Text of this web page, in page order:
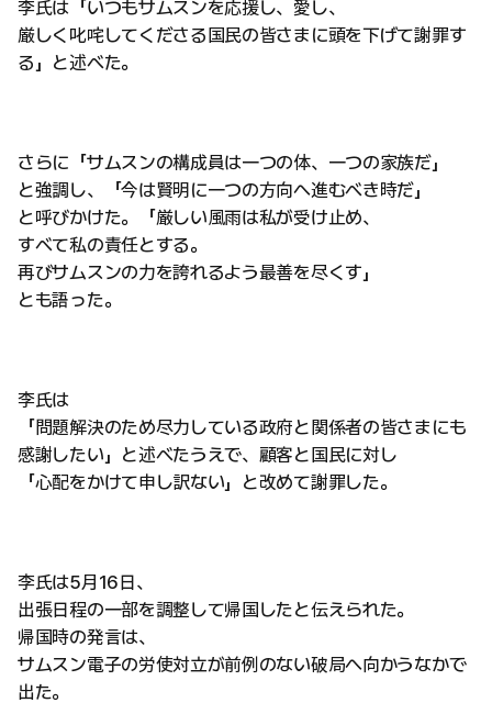
李氏は「いつもサムスンを応援し、愛し、
厳しく叱咤してくださる国民の皆さまに頭を下げて謝罪す
る」と述べた。
さらに「サムスンの構成員は一つの体、一つの家族だ」
と強調し、「今は賢明に一つの方向へ進むべき時だ」
と呼びかけた。「厳しい風雨は私が受け止め、
すべて私の責任とする。
再びサムスンの力を誇れるよう最善を尽くす」
とも語った。
李氏は
「問題解決のため尽力している政府と関係者の皆さまにも
感謝したい」と述べたうえで、顧客と国民に対し
「心配をかけて申し訳ない」と改めて謝罪した。
李氏は5月16日、
出張日程の一部を調整して帰国したと伝えられた。
帰国時の発言は、
サムスン電子の労使対立が前例のない破局へ向かうなかで
出た。